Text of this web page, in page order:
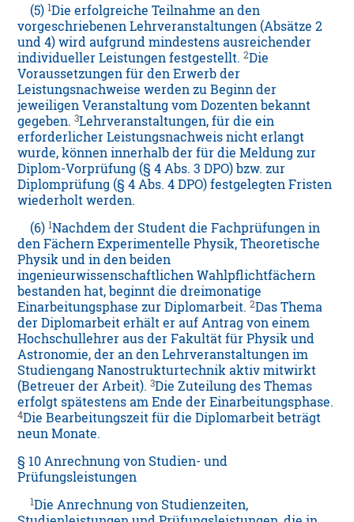
(5)1Die erfolgreiche Teilnahme an den
vorgeschriebenen Lehrveranstaltungen (Absätze 2
und 4) wird aufgrund mindestens ausreichender
individueller Leistungen festgestellt.2Die
Voraussetzungen für den Erwerb der
Leistungsnachweise werden zu Beginn der
jeweiligen Veranstaltung vom Dozenten bekannt
gegeben.3Lehrveranstaltungen, für die ein
erforderlicher Leistungsnachweis nicht erlangt
wurde, können innerhalb der für die Meldung zur
Diplom-Vorprüfung (§ 4 Abs. 3 DPO) bzw. zur
Diplomprüfung (§ 4 Abs. 4 DPO) festgelegten Fristen
wiederholt werden.
(6)1Nachdem der Student die Fachprüfungen in
den Fächern Experimentelle Physik, Theoretische
Physik und in den beiden
ingenieurwissenschaftlichen Wahlpflichtfächern
bestanden hat, beginnt die dreimonatige
Einarbeitungsphase zur Diplomarbeit.2Das Thema
der Diplomarbeit erhält er auf Antrag von einem
Hochschullehrer aus der Fakultät für Physik und
Astronomie, der an den Lehrveranstaltungen im
Studiengang Nanostrukturtechnik aktiv mitwirkt
(Betreuer der Arbeit).3Die Zuteilung des Themas
erfolgt spätestens am Ende der Einarbeitungsphase.
4Die Bearbeitungszeit für die Diplomarbeit beträgt
neun Monate.
§ 10 Anrechnung von Studien- und
Prüfungsleistungen
1Die Anrechnung von Studienzeiten,